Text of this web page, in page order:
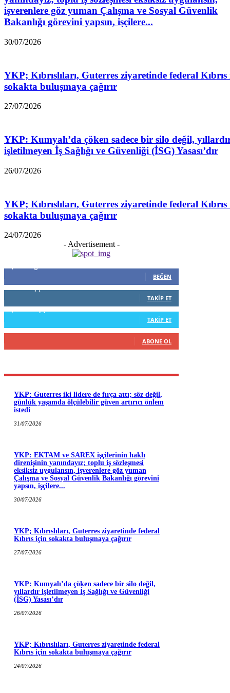
işverenlere göz yuman Çalışma ve Sosyal Güvenlik
Bakanlığı görevini yapsın, işçilere...
30/07/2026
YKP; Kıbrıslıları, Guterres ziyaretinde federal
sokakta buluşmaya çağırır
27/07/2026
YKP: Kumyalı’da çöken sadece bir silo değil,
işletilmeyen İş Sağlığı ve Güvenliği (İSG) Yasası’dır
26/07/2026
YKP; Kıbrıslıları, Guterres ziyaretinde federal
sokakta buluşmaya çağırır
24/07/2026
- Advertisement -
BEĞEN
TAKIP ET
TAKIP ET
ABONE OL
YKP: Guterres iki lidere de fırça attı; söz değil,
günlük yaşamda ölçülebilir güven artırıcı önlem
istedi
31/07/2026
YKP: EKTAM ve SAREX işçilerinin haklı
direnişinin yanındayız; toplu iş sözleşmesi
eksiksiz uygulansın, işverenlere göz yuman
Çalışma ve Sosyal Güvenlik Bakanlığı görevini
yapsın, işçilere...
30/07/2026
YKP; Kıbrıslıları, Guterres ziyaretinde federal
Kıbrıs için sokakta buluşmaya çağırır
27/07/2026
YKP: Kumyalı’da çöken sadece bir silo değil,
yıllardır işletilmeyen İş Sağlığı ve Güvenliği
(İSG) Yasası’dır
26/07/2026
YKP; Kıbrıslıları, Guterres ziyaretinde federal
Kıbrıs için sokakta buluşmaya çağırır
24/07/2026